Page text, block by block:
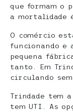
que formam o
a mortalidade
O comércio
funcionando e
pequena
tanto. Em
circulando
Trindade tem
tem UTI. As